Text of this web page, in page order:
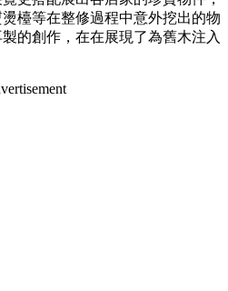
檯等在整修過程中意外挖出的物
的創作，在在展現了為舊木注入